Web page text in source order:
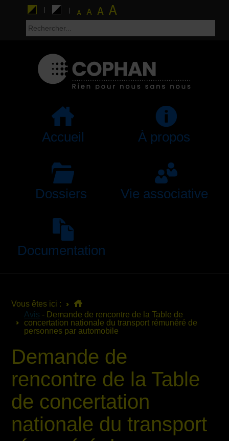
Accueil À propos
Dossiers Vie associative
Documentation
Vous êtes ici :
Avis - Demande de rencontre de la Table de
concertation nationale du transport rémunéré de
personnes par automobile
Demande de
rencontre de la Table
de concertation
nationale du transport